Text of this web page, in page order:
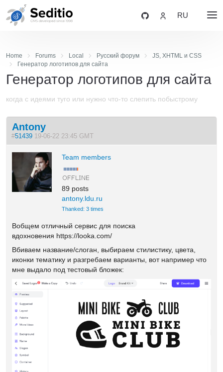
RU
Home Forums Local Русский форум
JS, XHTML и CSS
Генератор логотипов для сайта
Генератор логотипов для сайта
когда с идеями туго или нужно что-то слепить побыстрому
Antony
#51439 19-06-22 23:45 GMT
Team members
89 posts
antony.ldu.ru
Thanked: 3 times
Вобщем отличный сервис для поиска
вдохновения https://looka.com/
Вбиваем название/слоган, выбираем стилистику, цвета,
иконки тематику и разгребаем варианты, вот например что
мне выдало под тестовый бложек: